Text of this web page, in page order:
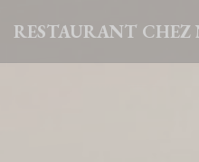
RESTAURANT